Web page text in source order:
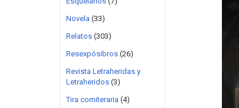
Novela (33)
Relatos (303)
Resexpósibros (26)
Revista Letraheridas y
Letraheridos (3)
Tira comiteraria (4)